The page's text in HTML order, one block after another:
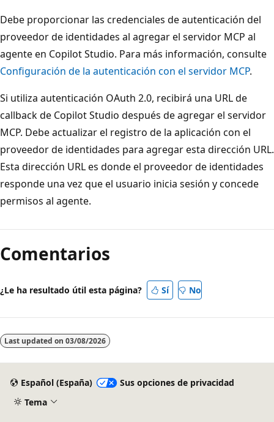
Debe proporcionar las credenciales de autenticación del
proveedor de identidades al agregar el servidor MCP al
agente en Copilot Studio. Para más información, consulte
Configuración de la autenticación con el servidor MCP.
Si utiliza autenticación OAuth 2.0, recibirá una URL de
callback de Copilot Studio después de agregar el servidor
MCP. Debe actualizar el registro de la aplicación con el
proveedor de identidades para agregar esta dirección URL.
Esta dirección URL es donde el proveedor de identidades
responde una vez que el usuario inicia sesión y concede
permisos al agente.
de
lectura
Comentarios
¿Le ha resultado útil esta página? Sí No
Last updated on 03/08/2026
Español (España)
Sus opciones de privacidad
Tema